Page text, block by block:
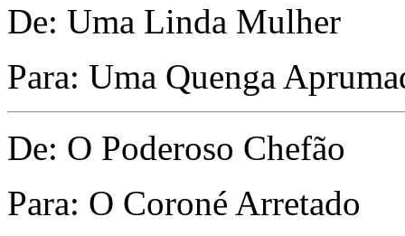
De: Uma Linda Mulher
Para: Uma Quenga
De: O Poderoso Chefão
Para: O Coroné Arretado